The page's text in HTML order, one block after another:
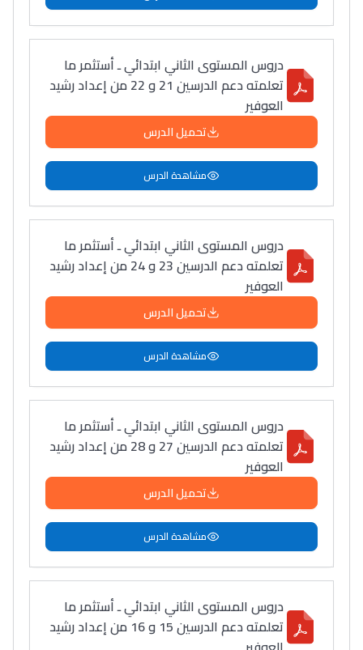
دروس المستوى الثاني ابتدائي ـ أستثمر ما
تعلمته دعم الدرسين 21 و 22 من إعداد رشيد
العوفير
تحميل الدرس
مشاهدة الدرس
دروس المستوى الثاني ابتدائي ـ أستثمر ما
تعلمته دعم الدرسين 23 و 24 من إعداد رشيد
العوفير
تحميل الدرس
مشاهدة الدرس
دروس المستوى الثاني ابتدائي ـ أستثمر ما
تعلمته دعم الدرسين 27 و 28 من إعداد رشيد
العوفير
تحميل الدرس
مشاهدة الدرس
دروس المستوى الثاني ابتدائي ـ أستثمر ما
تعلمته دعم الدرسين 15 و 16 من إعداد رشيد